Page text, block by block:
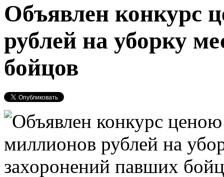
Объявлен конкурс
рублей на уборку
бойцов